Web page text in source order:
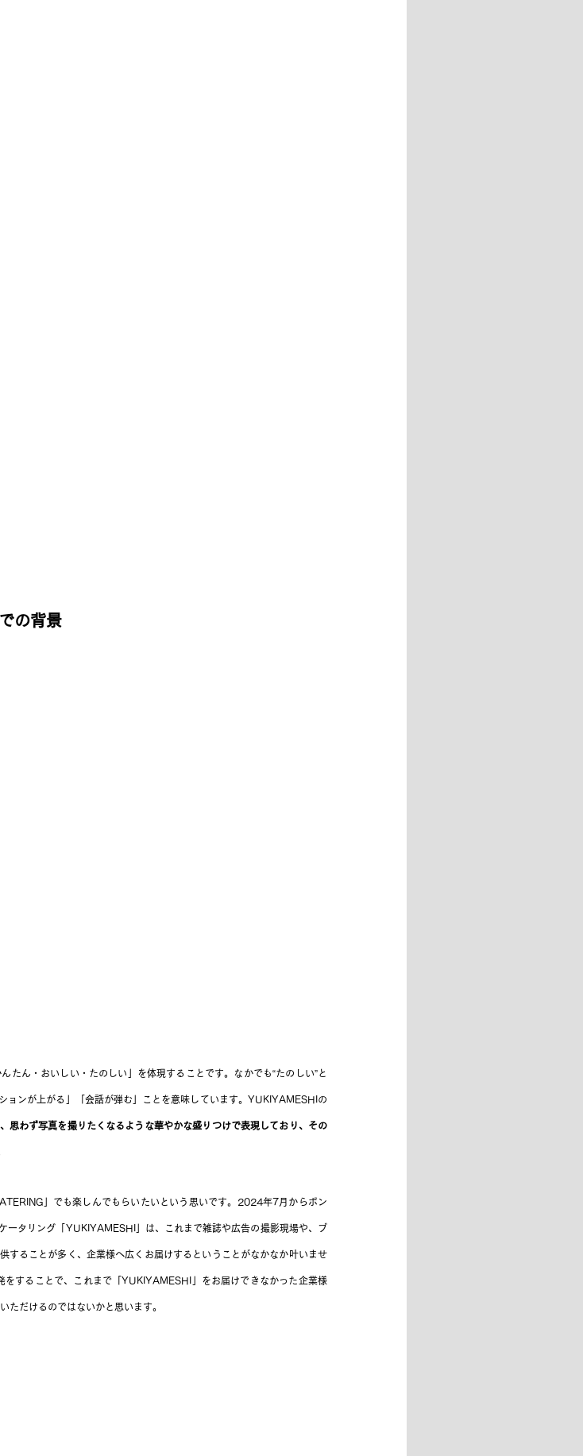
の背景
ん・おいしい・たのしい」を体現することです。なかでも“たのしい”と
ョンが上がる」「会話が弾む」ことを意味しています。YUKIYAMESHIの
思わず写真を撮りたくなるような華やかな盛りつけで表現しており、その
」でも楽しんでもらいたいという思いです。2024年7月からボン
ータリング「YUKIYAMESHI」は、これまで雑誌や広告の撮影現場や、ブ
することが多く、企業様へ広くお届けするということがなかなか叶いませ
することで、これまで「YUKIYAMESHI」をお届けできなかった企業様
ただけるのではないかと思います。